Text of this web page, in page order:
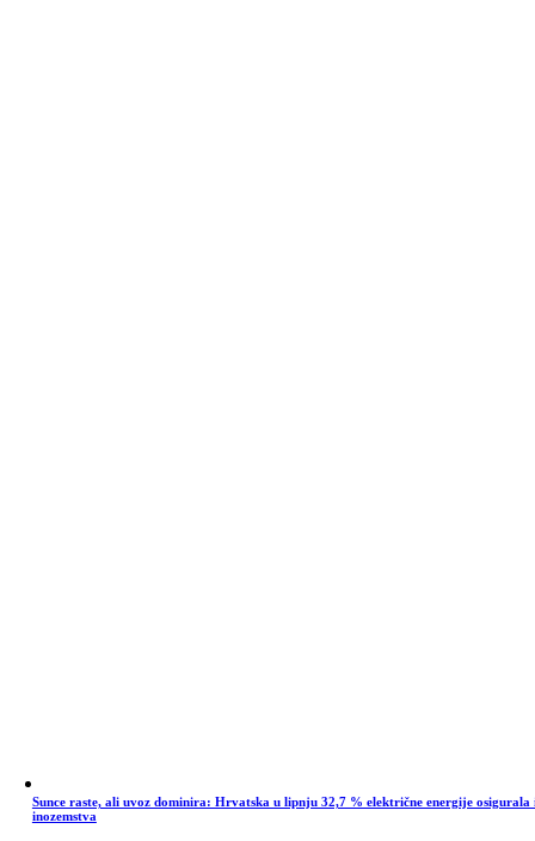
Sunce raste, ali uvoz dominira: Hrvatska u lipnju 32,7 % električne energije osigurala
inozemstva